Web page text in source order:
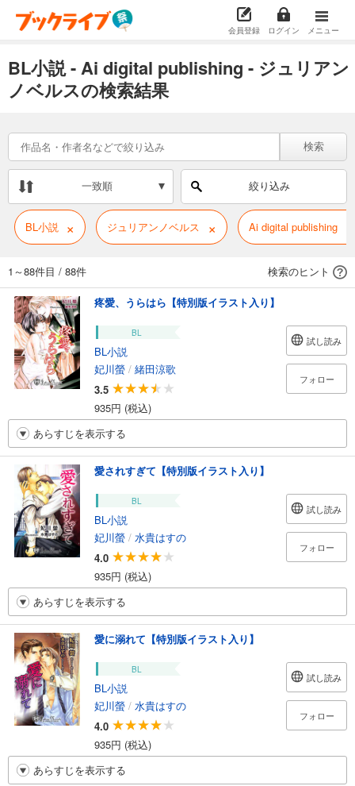
会員登録 ログイン メニュー
BL小説 - Ai digital publishing - ジュリアン
ノベルスの検索結果
検索
一致順 絞り込み
BL小説 × ジュリアンノベルス × Ai digital publishing
1～88件目 / 88件 検索のヒント
疼愛、うらはら【特別版イラスト入り】
BL
BL小説
妃川螢 / 緒田涼歌
3.5
935円 (税込)
試し読み
フォロー
あらすじを表示する
愛されすぎて【特別版イラスト入り】
BL
BL小説
妃川螢 / 水貴はすの
4.0
935円 (税込)
試し読み
フォロー
あらすじを表示する
愛に溺れて【特別版イラスト入り】
BL
BL小説
妃川螢 / 水貴はすの
4.0
935円 (税込)
試し読み
フォロー
あらすじを表示する